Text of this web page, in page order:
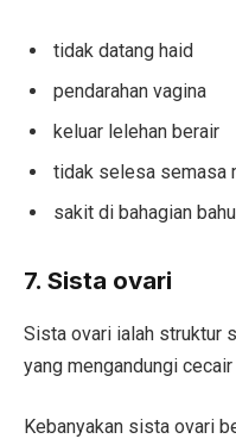
tidak datang haid
pendarahan vagina
keluar lelehan berair
tidak selesa semasa
sakit di bahagian bahu
7. Sista ovari
Sista ovari ialah struktur
yang mengandungi
Kebanyakan sista ovari